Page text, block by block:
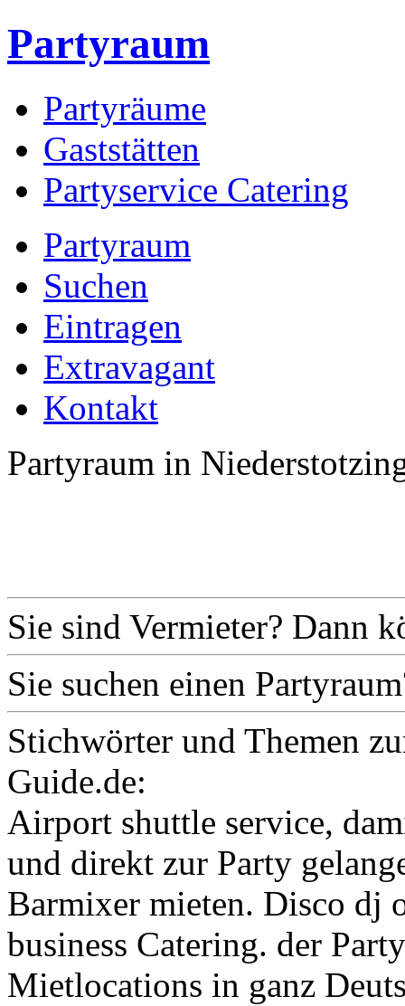
Partyraum
Partyräume
Gaststätten
Partyservice Catering
Partyraum
Suchen
Eintragen
Extravagant
Kontakt
Partyraum in
Sie sind Vermieter? Dann
Sie suchen einen
Stichwörter und Themen
Guide.de:
Airport shuttle service,
und direkt zur Party
Barmixer mieten. Disco dj
business Catering. der
Mietlocations in ganz